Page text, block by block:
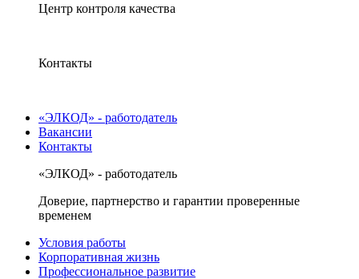
Центр контроля качества
Контакты
«ЭЛКОД» - работодатель
Вакансии
Контакты
«ЭЛКОД» - работодатель
Доверие, партнерство и гарантии проверенные
временем
Условия работы
Корпоративная жизнь
Профессиональное развитие